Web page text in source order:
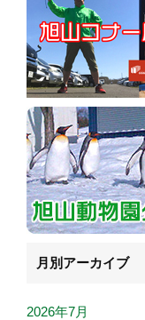
月別アーカイブ
2026年7月